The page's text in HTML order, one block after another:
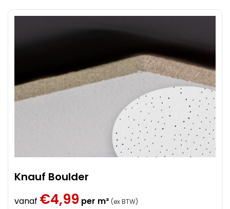
Knauf Boulder
vanaf €4,99 per m² (ex BTW)